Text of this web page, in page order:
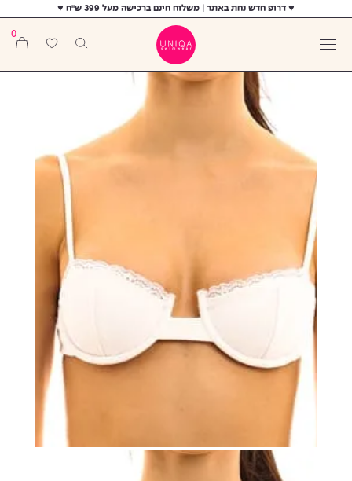
♥ דרופ חדש נחת באתר | משלוח חינם ברכישה מעל 399 ש"ח ♥
0